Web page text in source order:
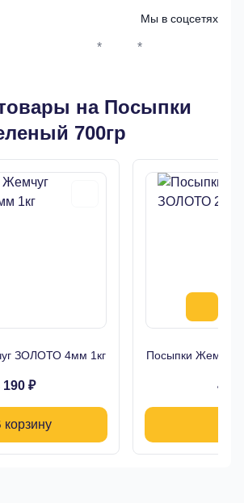
Мы в соцсетях
* *
на Посыпки
700гр
ЗОЛОТО 4мм 1кг
190 ₽
корзину
Посыпки Жемчуг
4